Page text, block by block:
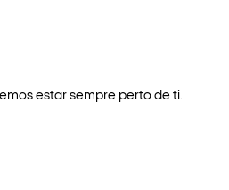
estar sempre perto de ti.